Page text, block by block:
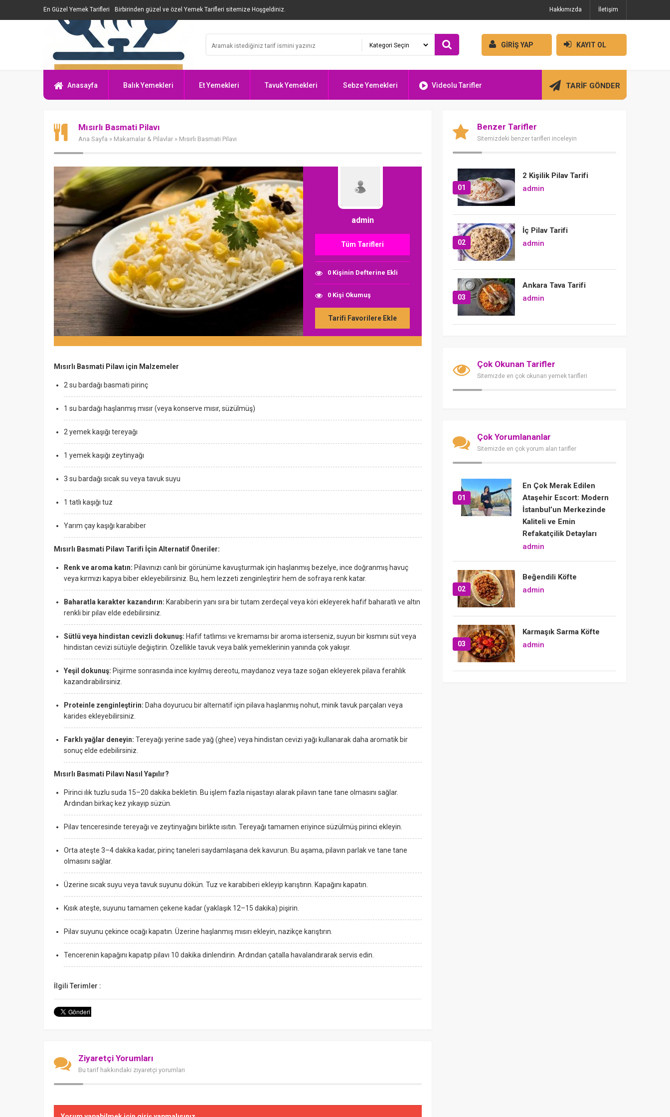
En Güzel Yemek Tarifleri Birbirinden güzel ve özel Yemek Tarifleri sitemize Hoşgeldiniz. Hakkımızda İletişim
GİRİŞ YAP KAYIT OL
Anasayfa Balık Yemekleri Et Yemekleri Tavuk Yemekleri Sebze Yemekleri Videolu Tarifler TARİF GÖNDER
Mısırlı Basmati Pilavı
Ana Sayfa » Makarnalar & Pilavlar » Mısırlı Basmati Pilavı
admin
Tüm Tarifleri
0 Kişinin Defterine Ekli
0 Kişi Okumuş
Tarifi Favorilere Ekle
Mısırlı Basmati Pilavı için Malzemeler
2 su bardağı basmati pirinç
1 su bardağı haşlanmış mısır (veya konserve mısır, süzülmüş)
2 yemek kaşığı tereyağı
1 yemek kaşığı zeytinyağı
3 su bardağı sıcak su veya tavuk suyu
1 tatlı kaşığı tuz
Yarım çay kaşığı karabiber
Mısırlı Basmati Pilavı Tarifi İçin Alternatif Öneriler:
Renk ve aroma katın: Pilavınızı canlı bir görünüme kavuşturmak için haşlanmış bezelye, ince doğranmış havuç
veya kırmızı kapya biber ekleyebilirsiniz. Bu, hem lezzeti zenginleştirir hem de sofraya renk katar.
Baharatla karakter kazandırın: Karabiberin yanı sıra bir tutam zerdeçal veya köri ekleyerek hafif baharatlı ve altın
renkli bir pilav elde edebilirsiniz.
Sütlü veya hindistan cevizli dokunuş: Hafif tatlımsı ve kremamsı bir aroma isterseniz, suyun bir kısmını süt veya
hindistan cevizi sütüyle değiştirin. Özellikle tavuk veya balık yemeklerinin yanında çok yakışır.
Yeşil dokunuş: Pişirme sonrasında ince kıyılmış dereotu, maydanoz veya taze soğan ekleyerek pilava ferahlık
kazandırabilirsiniz.
Proteinle zenginleştirin: Daha doyurucu bir alternatif için pilava haşlanmış nohut, minik tavuk parçaları veya
karides ekleyebilirsiniz.
Farklı yağlar deneyin: Tereyağı yerine sade yağ (ghee) veya hindistan cevizi yağı kullanarak daha aromatik bir
sonuç elde edebilirsiniz.
Mısırlı Basmati Pilavı Nasıl Yapılır?
Pirinci ılık tuzlu suda 15–20 dakika bekletin. Bu işlem fazla nişastayı alarak pilavın tane tane olmasını sağlar.
Ardından birkaç kez yıkayıp süzün.
Pilav tenceresinde tereyağı ve zeytinyağını birlikte ısıtın. Tereyağı tamamen eriyince süzülmüş pirinci ekleyin.
Orta ateşte 3–4 dakika kadar, pirinç taneleri saydamlaşana dek kavurun. Bu aşama, pilavın parlak ve tane tane
olmasını sağlar.
Üzerine sıcak suyu veya tavuk suyunu dökün. Tuz ve karabiberi ekleyip karıştırın. Kapağını kapatın.
Kısık ateşte, suyunu tamamen çekene kadar (yaklaşık 12–15 dakika) pişirin.
Pilav suyunu çekince ocağı kapatın. Üzerine haşlanmış mısırı ekleyin, nazikçe karıştırın.
Tencerenin kapağını kapatıp pilavı 10 dakika dinlendirin. Ardından çatalla havalandırarak servis edin.
İlgili Terimler :
Ziyaretçi Yorumları
Bu tarif hakkındaki ziyaretçi yorumları
Benzer Tarifler
Sitemizdeki benzer tarifleri inceleyin
01
2 Kişilik Pilav Tarifi
admin
02
İç Pilav Tarifi
admin
03
Ankara Tava Tarifi
admin
Çok Okunan Tarifler
Sitemizde en çok okunan yemek tarifleri
Çok Yorumlananlar
Sitemizde en çok yorum alan tarifler
01
En Çok Merak Edilen
Ataşehir Escort: Modern
İstanbul’un Merkezinde
Kaliteli ve Emin
Refakatçilik Detayları
admin
02
Beğendili Köfte
admin
03
Karmaşık Sarma Köfte
admin